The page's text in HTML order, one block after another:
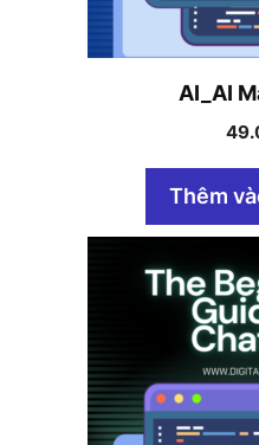
AI_AI
Thêm